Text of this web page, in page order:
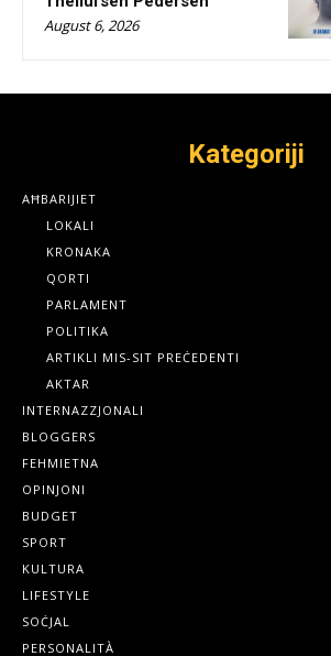
August 6, 2026
Kategoriji
AĦBARIJIET
LOKALI
KRONAKA
QORTI
PARLAMENT
POLITIKA
ARTIKLI MIS-SIT PREĊEDENTI
AKTAR
INTERNAZZJONALI
BLOGGERS
FEHMIETNA
OPINJONI
BUDGET
SPORT
KULTURA
LIFESTYLE
SOĊJAL
PERSONALITÀ